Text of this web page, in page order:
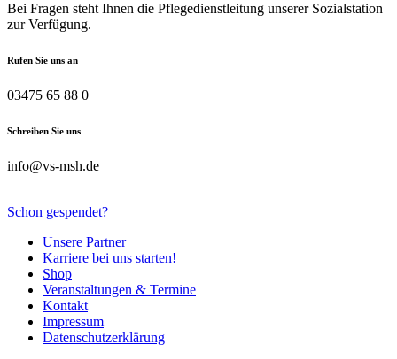
Bei Fragen steht Ihnen die Pflegedienstleitung unserer Sozialstation
zur Verfügung.
Rufen Sie uns an
03475 65 88 0
Schreiben Sie uns
info@vs-msh.de
Schon gespendet?
Unsere Partner
Karriere bei uns starten!
Shop
Veranstaltungen & Termine
Kontakt
Impressum
Datenschutzerklärung